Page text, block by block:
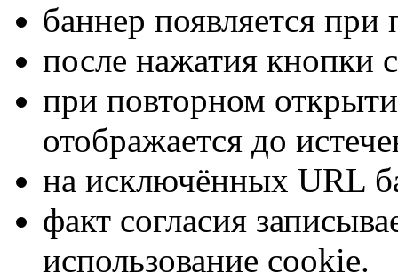
баннер появляется
после нажатия кнопки
при повторном
отображается до
на исключённых URL
факт согласия
использование cookie.